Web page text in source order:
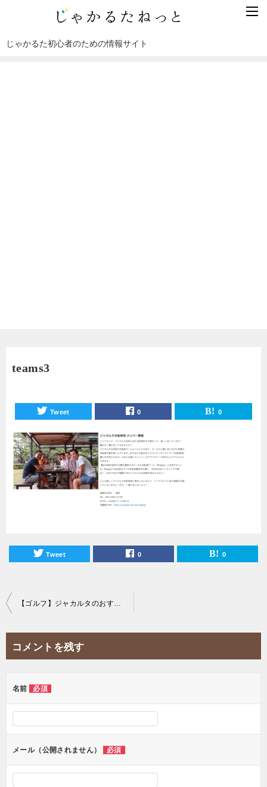
じゃかるた初心者のための情報サイト
teams3
Tweet 0 0
Tweet 0 0
投
ー
ョ
【ゴルフ】ジャカルタのおすすめコミュニティサークルまとめ！
コメントを残す
名前 必須
メール（公開されません） 必須